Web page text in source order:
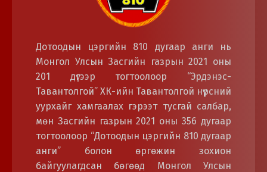
Дотоодын цэргийн 810 дугаар анги нь
Монгол Улсын Засгийн газрын 2021 оны
201 дүгээр тогтоолоор “Эрдэнэс-
Тавантолгой” ХК-ийн Тавантолгой нүүрсний
уурхайг хамгаалах гэрээт тусгай салбар,
мөн Засгийн газрын 2021 оны 356 дугаар
тогтоолоор “Дотоодын цэргийн 810 дугаар
анги” болон өргөжин зохион
байгуулагдсан бөгөөд Монгол Улсын